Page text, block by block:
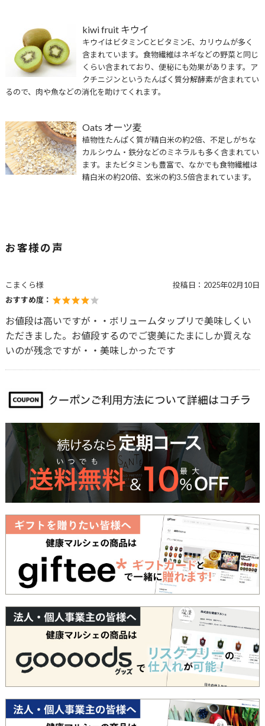
kiwi fruit キウイ
キウイはビタミンCとビタミンE、カリウムが多く
含まれています。食物繊維はネギなどの野菜と同じ
くらい含まれており、便秘にも効果があります。ア
クチニジンというたんぱく質分解酵素が含まれてい
るので、肉や魚などの消化を助けてくれます。
Oats オーツ麦
植物性たんぱく質が精白米の約2倍、不足しがちな
カルシウム・鉄分などのミネラルも多く含まれてい
ます。またビタミンも豊富で、なかでも食物繊維は
精白米の約20倍、玄米の約3.5倍含まれています。
お客様の声
こまくら様 投稿日： 2025年02月10日
おすすめ度：
お値段は高いですが・・ボリュームタップリで美味しくい
ただきました。お値段するのでご褒美にたまにしか買えな
いのが残念ですが・・美味しかったです